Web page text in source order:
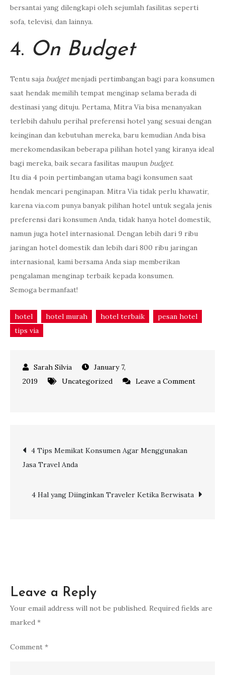
bersantai yang dilengkapi oleh sejumlah fasilitas seperti
sofa, televisi, dan lainnya.
4. On Budget
Tentu saja budgetmenjadi pertimbangan bagi para konsumen
saat hendak memilih tempat menginap selama berada di
destinasi yang dituju. Pertama, Mitra Via bisa menanyakan
terlebih dahulu perihal preferensi hotel yang sesuai dengan
keinginan dan kebutuhan mereka, baru kemudian Anda bisa
merekomendasikan beberapa pilihan hotel yang kiranya ideal
bagi mereka, baik secara fasilitas maupun budget.
Itu dia 4 poin pertimbangan utama bagi konsumen saat
hendak mencari penginapan. Mitra Via tidak perlu khawatir,
karena via.com punya banyak pilihan hotel untuk segala jenis
preferensi dari konsumen Anda, tidak hanya hotel domestik,
namun juga hotel internasional. Dengan lebih dari 9 ribu
jaringan hotel domestik dan lebih dari 800 ribu jaringan
internasional, kami bersama Anda siap memberikan
pengalaman menginap terbaik kepada konsumen.
Semoga bermanfaat!
hotel hotel murah hotel terbaik
pesan hotel
tips via
January 7,
2019
Uncategorized
Leave a Comment
Saat
Memilih
Post
4 Tips Memikat Konsumen Agar Menggunakan
Jasa Travel Anda
4 Hal yang Diinginkan Traveler Ketika Berwisata
Leave a Reply
Your email address will not be published. Required fields are
marked *
Comment *